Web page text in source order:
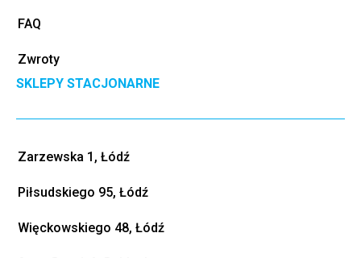
FAQ
Zwroty
SKLEPY STACJONARNE
Zarzewska 1, Łódź
Piłsudskiego 95, Łódź
Więckowskiego 48, Łódź